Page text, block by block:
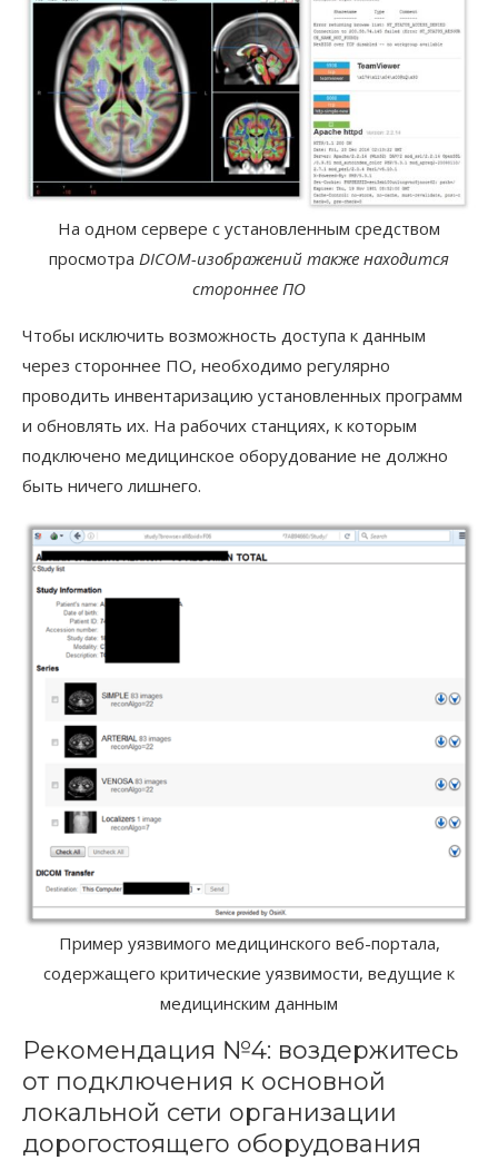
На одном сервере с установленным средством
просмотра DICOM-изображений также находится
стороннее ПО
Чтобы исключить возможность доступа к данным
через стороннее ПО, необходимо регулярно
проводить инвентаризацию установленных программ
и обновлять их. На рабочих станциях, к которым
подключено медицинское оборудование не должно
быть ничего лишнего.
Пример уязвимого медицинского веб-портала,
содержащего критические уязвимости, ведущие к
медицинским данным
Рекомендация №4: воздержитесь
от подключения к основной
локальной сети организации
дорогостоящего оборудования